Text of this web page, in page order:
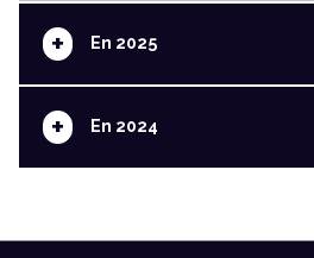
+ En 2025
+ En 2024